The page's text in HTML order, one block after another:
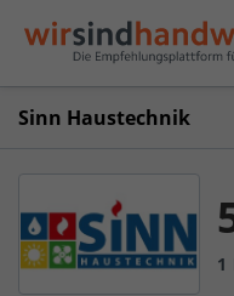
Sinn Haustechnik
1